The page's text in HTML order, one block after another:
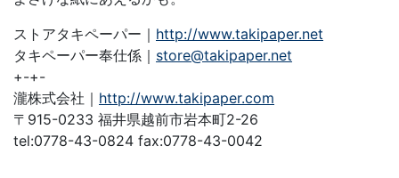
ストアタキペーパー｜ http://www.takipaper.net
タキペーパー奉仕係｜ store@takipaper.net
+-+-
瀧株式会社｜ http://www.takipaper.com
〒915-0233 福井県越前市岩本町2-26
tel:0778-43-0824 fax:0778-43-0042